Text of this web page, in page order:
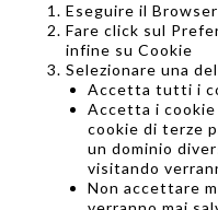
Eseguire il
Fare click sul
infine su Cookie
Selezionare una
Accetta tutti i
Accetta i
cookie di terze
un dominio
visitando
Non accettare